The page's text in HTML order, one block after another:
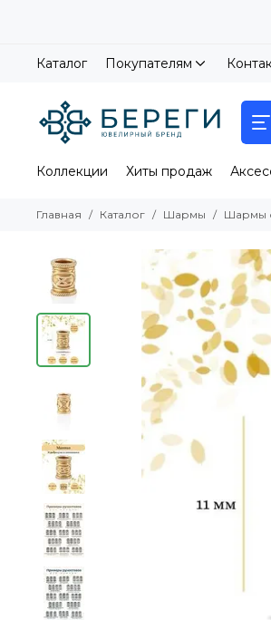
Каталог Покупателям
Коллекции Хиты продаж
Главная Каталог Шармы Шармы